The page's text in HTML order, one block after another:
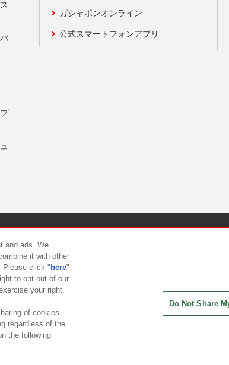
ガシャポンオンライン
公式スマートフォンアプリ
スメント対応方針
and ads. We
it with other
Please click " here"
to opt out of our
your right.
of cookies
regardless of the
the following
Do Not Share